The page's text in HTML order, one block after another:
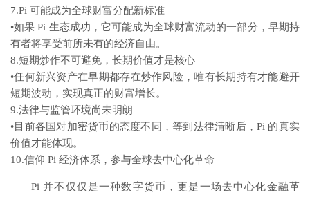
7.Pi 可能成为全球财富分配新标准
•如果 Pi 生态成功，它可能成为全球财富流动的一部分，早期持
有者将享受前所未有的经济自由。
8.短期炒作不可避免，长期价值才是核心
•任何新兴资产在早期都存在炒作风险，唯有长期持有才能避开
短期波动，实现真正的财富增长。
9.法律与监管环境尚未明朗
•目前各国对加密货币的态度不同，等到法律清晰后，Pi 的真实
价值才能体现。
10.信仰 Pi 经济体系，参与全球去中心化革命
Pi 并不仅仅是一种数字货币，更是一场去中心化金融革